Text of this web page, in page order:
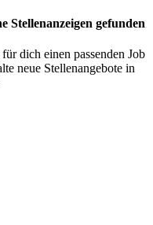
Stellenanzeigen gefunden
dich einen passenden Job
neue Stellenangebote in